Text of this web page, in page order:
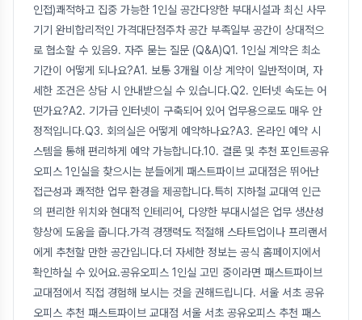
인접)쾌적하고 집중 가능한 1인실 공간다양한 부대시설과 최신 사무
기기 완비합리적인 가격대단점주차 공간 부족일부 공간이 상대적으
로 협소할 수 있음9. 자주 묻는 질문 (Q&A)Q1. 1인실 계약은 최소
기간이 어떻게 되나요?A1. 보통 3개월 이상 계약이 일반적이며, 자
세한 조건은 상담 시 안내받으실 수 있습니다.Q2. 인터넷 속도는 어
떤가요?A2. 기가급 인터넷이 구축되어 있어 업무용으로도 매우 안
정적입니다.Q3. 회의실은 어떻게 예약하나요?A3. 온라인 예약 시
스템을 통해 편리하게 예약 가능합니다.10. 결론 및 추천 포인트공유
오피스 1인실을 찾으시는 분들에게 패스트파이브 교대점은 뛰어난
접근성과 쾌적한 업무 환경을 제공합니다.특히 지하철 교대역 인근
의 편리한 위치와 현대적 인테리어, 다양한 부대시설은 업무 생산성
향상에 도움을 줍니다.가격 경쟁력도 적절해 스타트업이나 프리랜서
에게 추천할 만한 공간입니다.더 자세한 정보는 공식 홈페이지에서
확인하실 수 있어요.공유오피스 1인실 고민 중이라면 패스트파이브
교대점에서 직접 경험해 보시는 것을 권해드립니다. 서울 서초 공유
오피스 추천 패스트파이브 교대점 서울 서초 공유오피스 추천 패스